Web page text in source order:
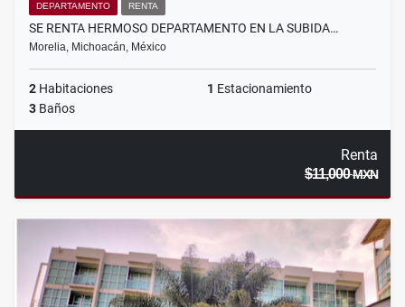
DEPARTAMENTO RENTA
SE RENTA HERMOSO DEPARTAMENTO EN LA SUBIDA…
Morelia, Michoacán, México
2 Habitaciones 1 Estacionamiento
3 Baños
Renta
$11,000MXN